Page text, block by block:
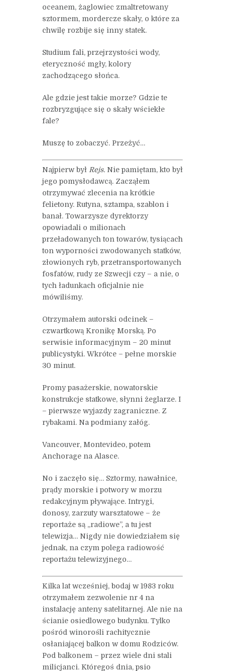
oceanem, żaglowiec zmaltretowany
sztormem, mordercze skały, o które za
chwilę rozbije się inny statek.
Studium fali, przejrzystości wody,
eteryczność mgły, kolory
zachodzącego słońca.
Ale gdzie jest takie morze? Gdzie te
rozbryzgujące się o skały wściekłe
fale?
Muszę to zobaczyć. Przeżyć…
Najpierw był Rejs. Nie pamiętam, kto był
jego pomysłodawcą. Zacząłem
otrzymywać zlecenia na krótkie
felietony. Rutyna, sztampa, szablon i
banał. Towarzysze dyrektorzy
opowiadali o milionach
przeładowanych ton towarów, tysiącach
ton wyporności zwodowanych statków,
złowionych ryb, przetransportowanych
fosfatów, rudy ze Szwecji czy – a nie, o
tych ładunkach oficjalnie nie
mówiliśmy.
Otrzymałem autorski odcinek –
czwartkową Kronikę Morską. Po
serwisie informacyjnym – 20 minut
publicystyki. Wkrótce – pełne morskie
30 minut.
Promy pasażerskie, nowatorskie
konstrukcje statkowe, słynni żeglarze. I
– pierwsze wyjazdy zagraniczne. Z
rybakami. Na podmiany załóg.
Vancouver, Montevideo, potem
Anchorage na Alasce.
No i zaczęło się… Sztormy, nawałnice,
prądy morskie i potwory w morzu
redakcyjnym pływające. Intrygi,
donosy, zarzuty warsztatowe – że
reportaże są „radiowe”, a tu jest
telewizja… Nigdy nie dowiedziałem się
jednak, na czym polega radiowość
reportażu telewizyjnego…
Kilka lat wcześniej, bodaj w 1983 roku
otrzymałem zezwolenie nr 4 na
instalację anteny satelitarnej. Ale nie na
ścianie osiedlowego budynku. Tylko
pośród winorośli rachitycznie
osłaniającej balkon w domu Rodziców.
Pod balkonem – przez wiele dni stali
milicjanci. Któregoś dnia, psio